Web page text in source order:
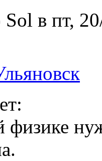
в пт,
физике